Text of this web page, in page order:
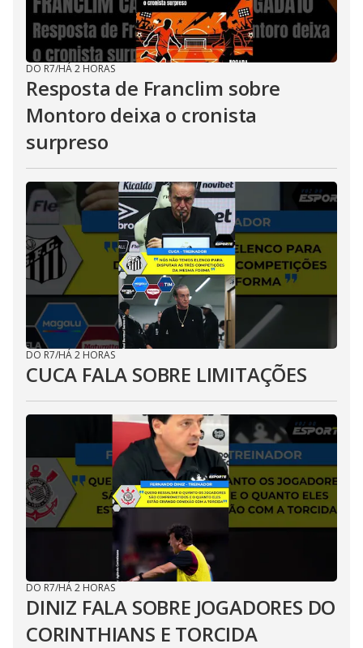
DO R7/HÁ 2 HORAS
Resposta de Franclim sobre
Montoro deixa o cronista
surpreso
DO R7/HÁ 2 HORAS
CUCA FALA SOBRE LIMITAÇÕES
DO R7/HÁ 2 HORAS
DINIZ FALA SOBRE JOGADORES DO
CORINTHIANS E TORCIDA